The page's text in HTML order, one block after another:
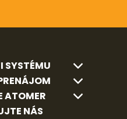
SYSTÉMU
ATOMER
NÁS